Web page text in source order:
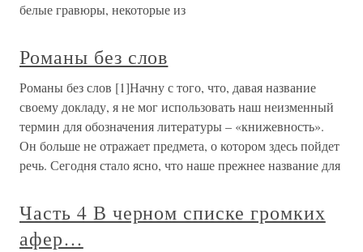
белые гравюры, некоторые из
Романы без слов
Романы без слов [1]Начну с того, что, давая название
своему докладу, я не мог использовать наш неизменный
термин для обозначения литературы – «книжевность».
Он больше не отражает предмета, о котором здесь пойдет
речь. Сегодня стало ясно, что наше прежнее название для
Часть 4 В черном списке громких
афер…